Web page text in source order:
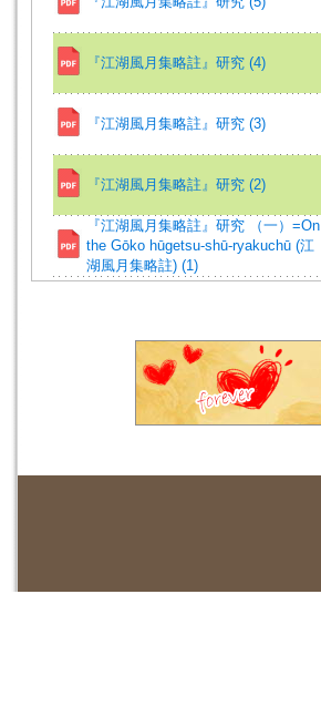
『江湖風月集略註』研究 (4)
『江湖風月集略註』研究 (3)
『江湖風月集略註』研究 (2)
『江湖風月集略註』研究 （一）=On
the Gōko hūgetsu-shū-ryakuchū (江
湖風月集略註) (1)